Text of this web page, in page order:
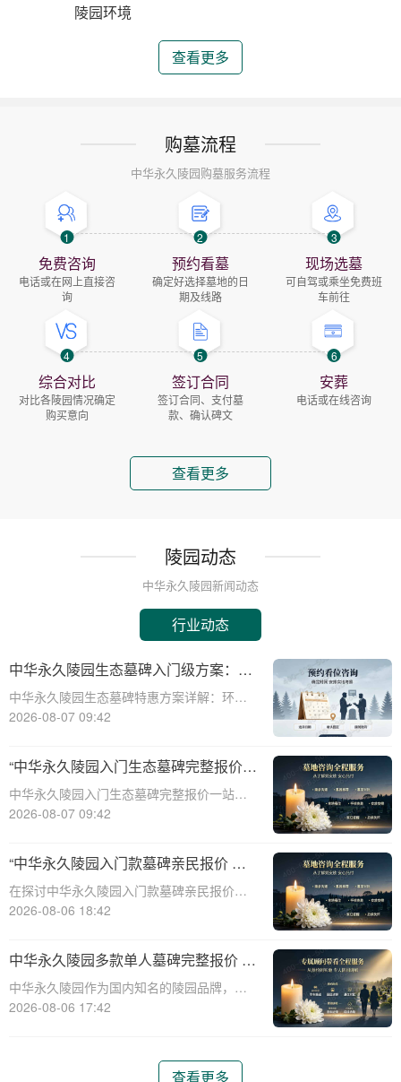
陵园环境
查看更多
购墓流程
中华永久陵园购墓服务流程
1
免费咨询
电话或在网上直接咨
询
2
预约看墓
确定好选择墓地的日
期及线路
3
现场选墓
可自驾或乘坐免费班
车前往
4
综合对比
对比各陵园情况确定
购买意向
5
签订合同
签订合同、支付墓
款、确认碑文
6
安葬
电话或在线咨询
查看更多
陵园动态
中华永久陵园新闻动态
行业动态
中华永久陵园生态墓碑入门级方案：完
整报价与一站式服务打包特惠解析
中华永久陵园生态墓碑特惠方案详解：环
保、经济、个性化选择☎ 中华永久陵园电
提升，选择一个环保且经济的陵园及墓碑成
为许多家庭的考虑。中华永久陵园，作
2026-08-07 09:42
“中华永久陵园入门生态墓碑完整报价
一站式服务打包特惠详解”
中华永久陵园入门生态墓碑完整报价一站式
服务打包特惠详解☎ 中华永久陵园电话:400-
之一，一直致力于提供高品质、个性化的墓
碑服务。生态墓碑作为一种环保、
2026-08-07 09:42
“中华永久陵园入门款墓碑亲民报价 一
次性付清享折上折：超值优惠与便捷选
择的完美结合”
在探讨中华永久陵园入门款墓碑亲民报价这
一主题时，我们首先需要理解墓碑选择的重
对逝者的纪念，也是对生者情感的寄托。因
此，选择一款既符合预算又具有纪念意义的
墓碑显得尤
2026-08-06 18:42
中华永久陵园多款单人墓碑完整报价 淡
季下单直降数千元详解
中华永久陵园作为国内知名的陵园品牌，提
供多种单人墓碑选择，满足不同客户的需
元的优惠政策，帮助消费者做出明智的选
2026-08-06 17:42
查看更多